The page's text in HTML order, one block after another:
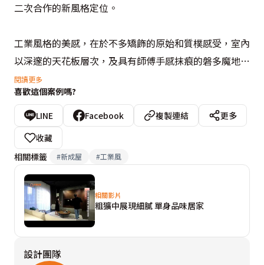
二次合作的新風格定位。
工業風格的美感，在於不多矯飾的原始和質樸感受，室內
以深邃的天花板層次，及具有師傅手感抹痕的磐多魔地
材，鋪展出整個開放式空間的基調與延伸效果。而象徵工
業風精神的外露管線、鐵網、鏽鐵板等元素，結合了異材
質的進出面工法和收邊細節，襯托出生活上追求的質感與
精緻度。譬如以幾何邏輯拼接的電視牆，經由三塊大小不
等的鏽鐵板，以及襯於後方的磐多魔材質，不僅連結工業
風的主要特徵，也從中傳達出後現代裝置藝術的概念。
軟件選搭邏輯上，與單純的工業風思維大有不同。為在粗
獷、原始的設計基礎裡，挹注更多人文起居氛圍，除了延
續風格語彙的配件，設計者進一步選擇柔軟舒適的客廳沙
發、七葉木實木餐桌，用輕鬆的質料及少有加工的原木觸
閱讀更多
喜歡這個案例嗎?
LINE Facebook 複製連結
更多
收藏
相關標籤
#新成屋 #工業風
相關影片
粗獷中展現細膩 單身品味居家
設計團隊